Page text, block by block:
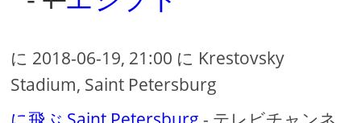
に 2018-06-19, 21:00 に Krestovsky
Stadium, Saint Petersburg